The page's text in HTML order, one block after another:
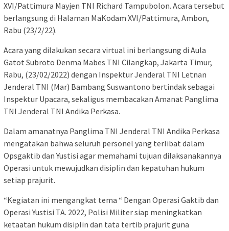
XVI/Pattimura Mayjen TNI Richard Tampubolon. Acara tersebut
berlangsung di Halaman MaKodam XVI/Pattimura, Ambon,
Rabu (23/2/22).
Acara yang dilakukan secara virtual ini berlangsung di Aula
Gatot Subroto Denma Mabes TNI Cilangkap, Jakarta Timur,
Rabu, (23/02/2022) dengan Inspektur Jenderal TNI Letnan
Jenderal TNI (Mar) Bambang Suswantono bertindak sebagai
Inspektur Upacara, sekaligus membacakan Amanat Panglima
TNI Jenderal TNI Andika Perkasa.
Dalam amanatnya Panglima TNI Jenderal TNI Andika Perkasa
mengatakan bahwa seluruh personel yang terlibat dalam
Opsgaktib dan Yustisi agar memahami tujuan dilaksanakannya
Operasi untuk mewujudkan disiplin dan kepatuhan hukum
setiap prajurit.
“Kegiatan ini mengangkat tema “ Dengan Operasi Gaktib dan
Operasi Yustisi TA. 2022, Polisi Militer siap meningkatkan
ketaatan hukum disiplin dan tata tertib prajurit guna